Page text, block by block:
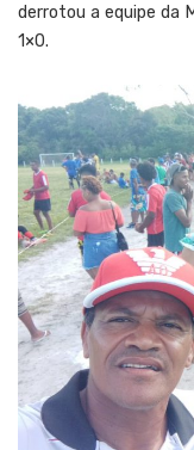
derrotou a equipe da
1×0.